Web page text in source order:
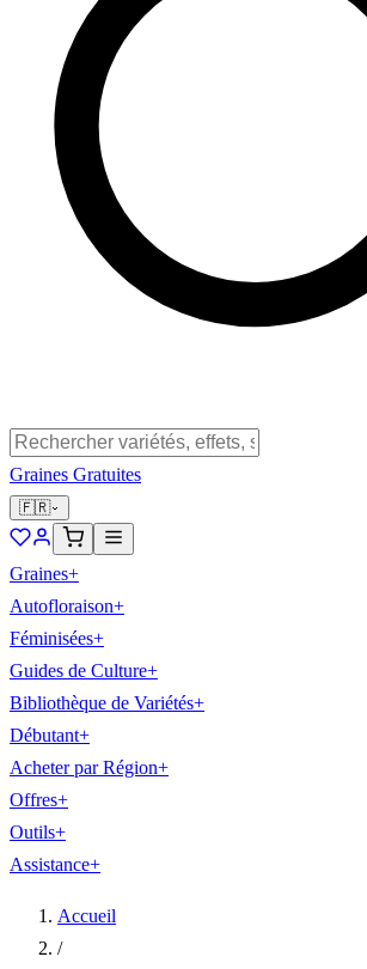
Graines Gratuites
🇫🇷
Graines+
Autofloraison+
Féminisées+
Guides de Culture+
Bibliothèque de Variétés+
Débutant+
Acheter par Région+
Offres+
Outils+
Assistance+
Accueil
/